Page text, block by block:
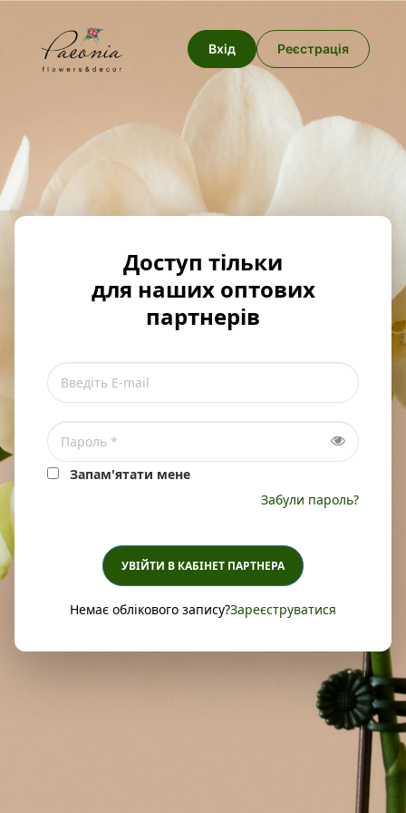
Вхід Реєстрація
Доступ тільки
для наших оптових
партнерів
Запам'ятати мене
Забули пароль?
УВІЙТИ В КАБІНЕТ ПАРТНЕРА
Немає облікового запису?Зареєструватися